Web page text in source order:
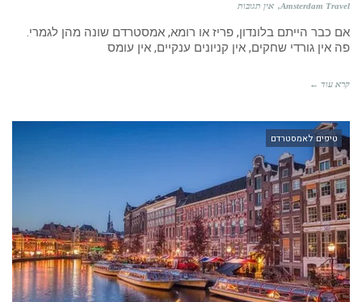
Amsterdam Travel אין תגובות
אם כבר הייתם בלונדון, פריז או רומא, אמסטרדם שונה מהן לגמרי.
פה אין גורדי שחקים, אין קניונים ענקיים, אין עומס
קרא עוד ←
טיפים לאמסטרדם